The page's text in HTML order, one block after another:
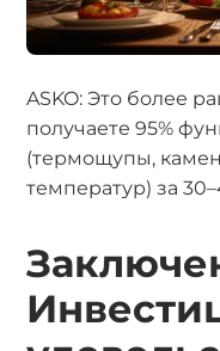
ASKO: Это более
получаете 95%
(термощупы,
температур) за